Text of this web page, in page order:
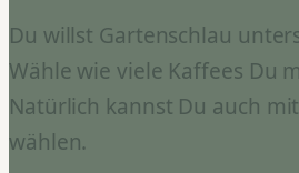
Du willst Gartenschlau
Wähle wie viele Kaffees Du
Natürlich kannst Du auch
wählen.